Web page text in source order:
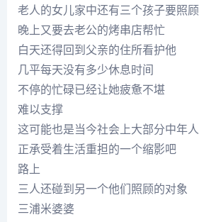
老人的女儿家中还有三个孩子要照顾
晚上又要去老公的烤串店帮忙
白天还得回到父亲的住所看护他
几平每天没有多少休息时间
不停的忙碌已经让她疲惫不堪
难以支撑
这可能也是当今社会上大部分中年人
正承受着生活重担的一个缩影吧
路上
三人还碰到另一个他们照顾的对象
三浦米婆婆